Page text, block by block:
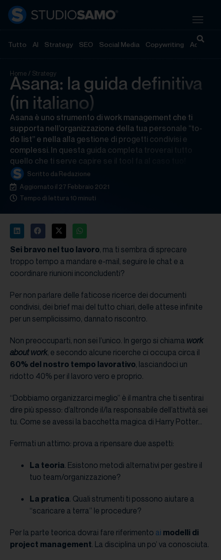
Tutto AI Strategy SEO Social Media Copywriting
Home/ Strategy
Asana: la guida definitiva
(in italiano)
Asana è uno strumento di work management che ti
supporta nell’organizzazione della tua personale “to-
do list” e nella alla gestione di progetti condivisi e
complessi. In questa guida completa troverai tutto
quello che ti serve capire se il tool fa al caso tuo!
Scritto da Redazione
Aggiornato il 27 Febbraio 2021
Tempo di lettura 10 minuti
Sei bravo nel tuo lavoro, ma ti sembra di sprecare
troppo tempo a mandare e-mail, seguire le chat e a
coordinare riunioni inconcludenti?
Per non parlare delle faticose ricerce dei documenti
condivisi, dei brief mai del tutto chiari, delle attese infinite
per un semplicissimo, dannato riscontro.
Non preoccuparti, non sei l’unico. In gergo si chiama work
about work, e secondo alcune ricerche ci occupa circa il
60% del nostro tempo lavorativo, lasciandoci un
ridotto 40% per il lavoro vero e proprio.
“Dobbiamo organizzarci meglio” è il mantra che ti sentirai
dire più spesso: d’altronde il/la responsabile dell’attività sei
tu. Come se avessi la bacchetta magica di Harry Potter…
Fermati un attimo: prova a ripensare due aspetti:
La teoria. Esistono metodi alternativi per gestire il
tuo team/organizzazione?
La pratica. Quali strumenti ti possono aiutare a
“scaricare a terra” le procedure?
Per la parte teorica dovrai fare riferimento ai modelli di
project management. La disciplina un po’ va conosciuta.